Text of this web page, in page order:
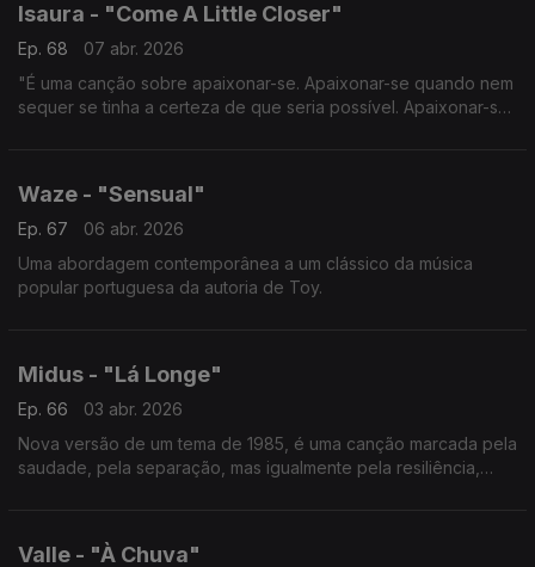
Isaura - "Come A Little Closer"
Ep. 68
07 abr. 2026
"É uma canção sobre apaixonar-se. Apaixonar-se quando nem
sequer se tinha a certeza de que seria possível. Apaixonar-se
Waze - "Sensual"
Ep. 67
06 abr. 2026
Uma abordagem contemporânea a um clássico da música
popular portuguesa da autoria de Toy.
Midus - "Lá Longe"
Ep. 66
03 abr. 2026
Nova versão de um tema de 1985, é uma canção marcada pela
saudade, pela separação, mas igualmente pela resiliência,
Valle - "À Chuva"